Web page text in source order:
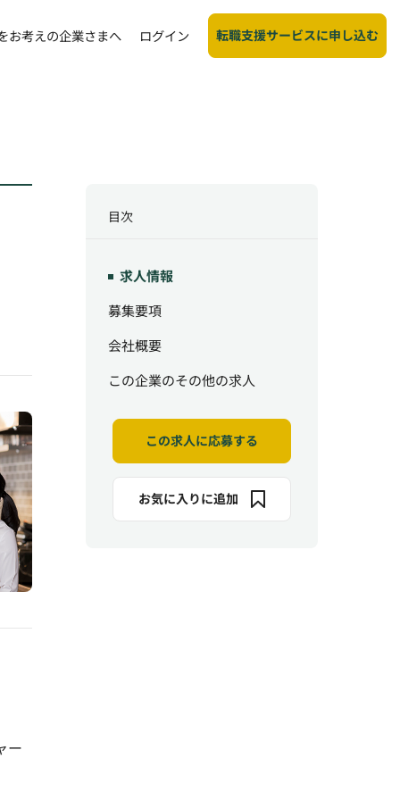
お考えの企業さまへ ログイン 転職支援サービスに申し込む
ー
目次
求人情報
募集要項
会社概要
この企業のその他の求人
この求人に応募する
お気に入りに追加